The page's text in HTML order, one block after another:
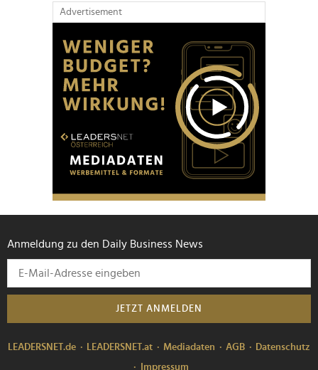
Advertisement
Anmeldung zu den Daily Business News
JETZT ANMELDEN
LEADERSNET.de LEADERSNET.at Mediadaten AGB
Datenschutz
Impressum